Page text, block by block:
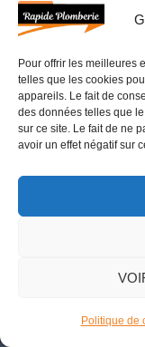
Pour offrir les meilleures
telles que les cookies
appareils. Le fait de
des données telles que
sur ce site. Le fait de ne
avoir un effet négatif sur
Politique de
Réparer